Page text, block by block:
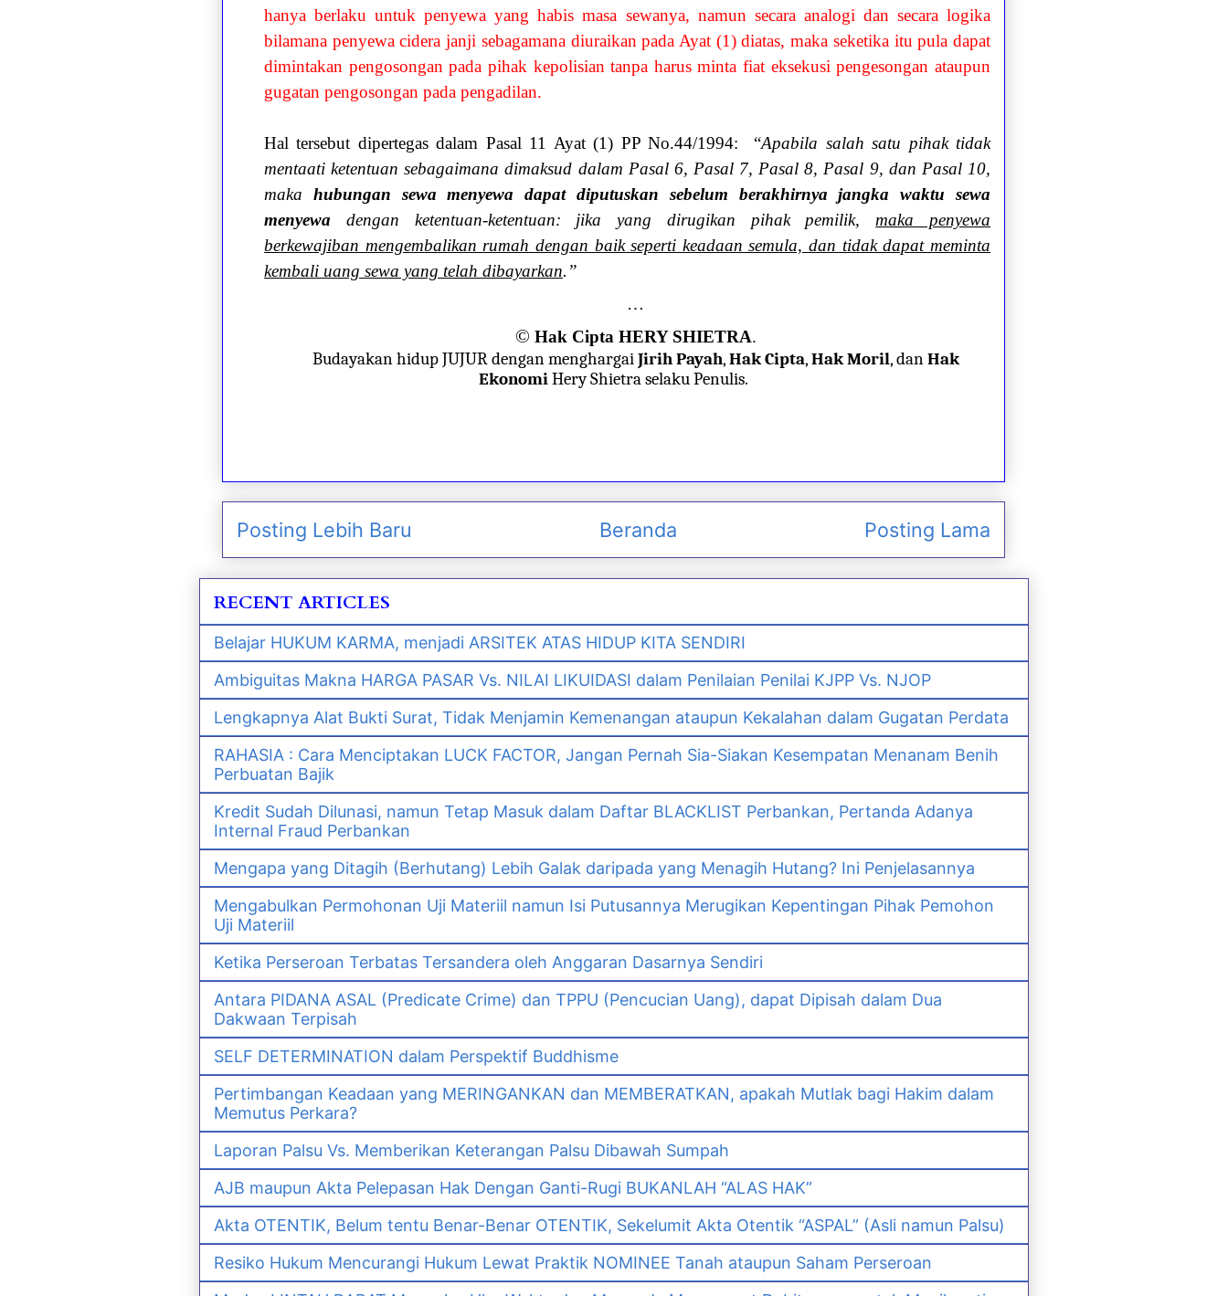
hanya berlaku untuk penyewa yang habis masa sewanya, namun secara analogi dan secara logika
bilamana penyewa cidera janji sebagamana diuraikan pada Ayat (1) diatas, maka seketika itu pula dapat
dimintakan pengosongan pada pihak kepolisian tanpa harus minta fiat eksekusi pengesongan ataupun
gugatan pengosongan pada pengadilan.
Hal tersebut dipertegas dalam Pasal 11 Ayat (1) PP No.44/1994: “Apabila salah satu pihak tidak
mentaati ketentuan sebagaimana dimaksud dalam Pasal 6, Pasal 7, Pasal 8, Pasal 9, dan Pasal 10,
maka hubungan sewa menyewa dapat diputuskan sebelum berakhirnya jangka waktu sewa
menyewa dengan ketentuan-ketentuan: jika yang dirugikan pihak pemilik, maka penyewa
berkewajiban mengembalikan rumah dengan baik seperti keadaan semula, dan tidak dapat meminta
kembali uang sewa yang telah dibayarkan.”
…
© Hak Cipta HERY SHIETRA.
Budayakan hidup JUJUR dengan menghargaiJirih Payah,Hak Cipta,Hak Moril, danHak
EkonomiHery Shietra selaku Penulis.
Posting Lebih Baru Posting Lama
Beranda
RECENT ARTICLES
Belajar HUKUM KARMA, menjadi ARSITEK ATAS HIDUP KITA SENDIRI
Ambiguitas Makna HARGA PASAR Vs. NILAI LIKUIDASI dalam Penilaian Penilai KJPP Vs. NJOP
Lengkapnya Alat Bukti Surat, Tidak Menjamin Kemenangan ataupun Kekalahan dalam Gugatan Perdata
RAHASIA : Cara Menciptakan LUCK FACTOR, Jangan Pernah Sia-Siakan Kesempatan Menanam Benih
Perbuatan Bajik
Kredit Sudah Dilunasi, namun Tetap Masuk dalam Daftar BLACKLIST Perbankan, Pertanda Adanya
Internal Fraud Perbankan
Mengapa yang Ditagih (Berhutang) Lebih Galak daripada yang Menagih Hutang? Ini Penjelasannya
Mengabulkan Permohonan Uji Materiil namun Isi Putusannya Merugikan Kepentingan Pihak Pemohon
Uji Materiil
Ketika Perseroan Terbatas Tersandera oleh Anggaran Dasarnya Sendiri
Antara PIDANA ASAL (Predicate Crime) dan TPPU (Pencucian Uang), dapat Dipisah dalam Dua
Dakwaan Terpisah
SELF DETERMINATION dalam Perspektif Buddhisme
Pertimbangan Keadaan yang MERINGANKAN dan MEMBERATKAN, apakah Mutlak bagi Hakim dalam
Memutus Perkara?
Laporan Palsu Vs. Memberikan Keterangan Palsu Dibawah Sumpah
AJB maupun Akta Pelepasan Hak Dengan Ganti-Rugi BUKANLAH “ALAS HAK”
Akta OTENTIK, Belum tentu Benar-Benar OTENTIK, Sekelumit Akta Otentik “ASPAL” (Asli namun Palsu)
Resiko Hukum Mencurangi Hukum Lewat Praktik NOMINEE Tanah ataupun Saham Perseroan